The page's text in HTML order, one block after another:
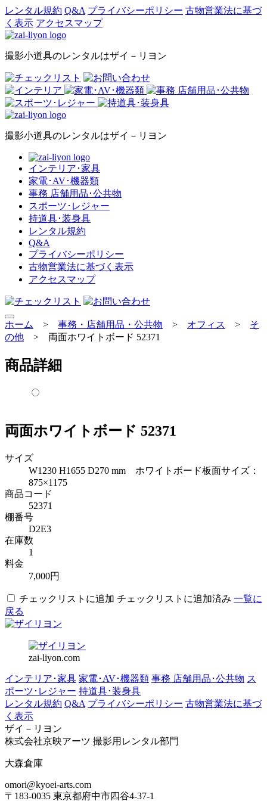
レンタル規約 Q&A プライバシーポリシー 古物営業法に基づ
く表示 アクセスマップ
撮影小道具のレンタルはザイ－リヨン
撮影小道具のレンタルはザイ－リヨン
インテリア･家具
家電･AV･機器類
事務 店舗用品･公共物
スポーツ･レジャー
持道具･装身具
レンタル規約
Q&A
プライバシーポリシー
古物営業法に基づく表示
アクセスマップ
ホーム > 事務・店舗用品・公共物 > オフィス >
そ
の他
> 両面ホワイトボード 52371
商品詳細
両面ホワイトボード 52371
サイズ
W1230 H1655 D270 mm ホワイトボード板面サイズ：
875×1175
商品コード
52371
棚番号
D2E3
在庫数
1
料金
7,000円
チェックリストに追加 チェックリストに追加済み 一覧に
戻る
zai-liyon.com
インテリア･家具 家電･AV･機器類 事務 店舗用品･公共物 ス
ポーツ･レジャー 持道具･装身具
レンタル規約 Q&A プライバシーポリシー 古物営業法に基づ
く表示
ザイ－リヨン
株式会社京映アーツ 撮影用レンタル部門
大森倉庫
omori@kyoei-arts.com
〒183-0035 東京都府中市四谷4-37-1